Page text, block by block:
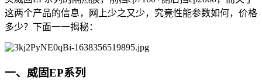
这两个产品的信息，网上少之又少，究竟性能参数如何，价格
多少？下面一一揭秘：
一、威固EP系列